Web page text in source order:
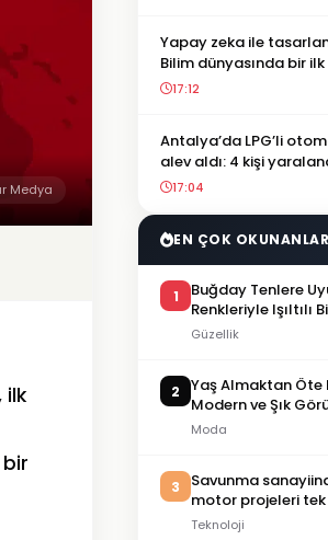
Medya
ilk
Yapay zeka ile
Bilim dünyasında bir ilk
17:12
Antalya’da LPG’li
alev aldı: 4 kişi
17:04
EN ÇOK OKUNANLAR
1
Buğday Tenlere
Renkleriyle Işıltılı
Güzellik
2
Yaş Almaktan Öte
Modern ve Şık
Moda
3
Savunma
motor projeleri
Teknoloji